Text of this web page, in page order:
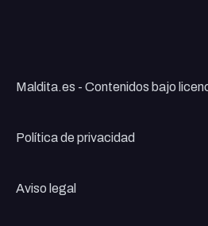
Maldita.es - Contenidos bajo
Política de privacidad
Aviso legal